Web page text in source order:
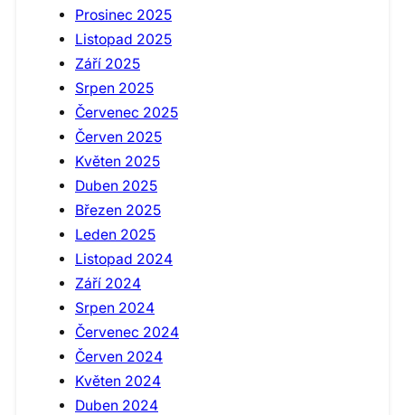
Prosinec 2025
Listopad 2025
Září 2025
Srpen 2025
Červenec 2025
Červen 2025
Květen 2025
Duben 2025
Březen 2025
Leden 2025
Listopad 2024
Září 2024
Srpen 2024
Červenec 2024
Červen 2024
Květen 2024
Duben 2024